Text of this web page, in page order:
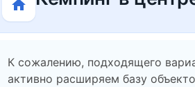
К сожалению, подходящего
активно расширяем базу